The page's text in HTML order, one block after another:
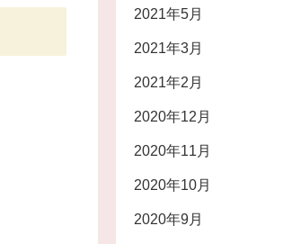
2021年5月
2021年3月
2021年2月
2020年12月
2020年11月
2020年10月
2020年9月